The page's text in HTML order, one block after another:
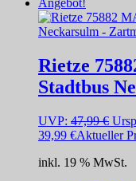
Angebot!
Rietze
Stadtbus
UVP: 47,99€
39,99 €Aktueller
inkl. 19 % MwSt.